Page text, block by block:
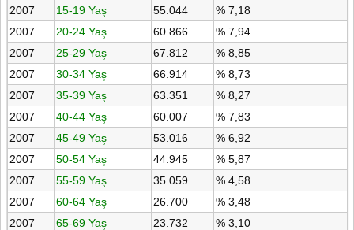
2007
15-19 Yaş 55.044
% 7,18
2007
20-24 Yaş 60.866
% 7,94
2007
25-29 Yaş 67.812
% 8,85
2007
30-34 Yaş 66.914
% 8,73
2007
35-39 Yaş 63.351
% 8,27
2007
40-44 Yaş 60.007
% 7,83
2007
45-49 Yaş 53.016
% 6,92
2007
50-54 Yaş 44.945
% 5,87
2007
55-59 Yaş 35.059
% 4,58
2007
60-64 Yaş 26.700
% 3,48
2007
65-69 Yaş 23.732
% 3,10